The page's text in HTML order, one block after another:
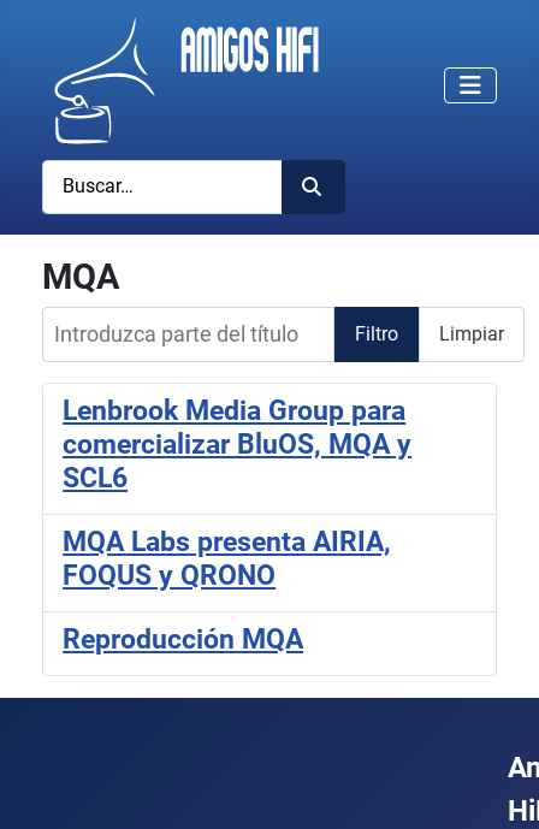
Buscar
MQA
Introduzca parte del título
Filtro Limpiar
Lenbrook Media Group para
comercializar BluOS, MQA y
SCL6
MQA Labs presenta AIRIA,
FOQUS y QRONO
Reproducción MQA